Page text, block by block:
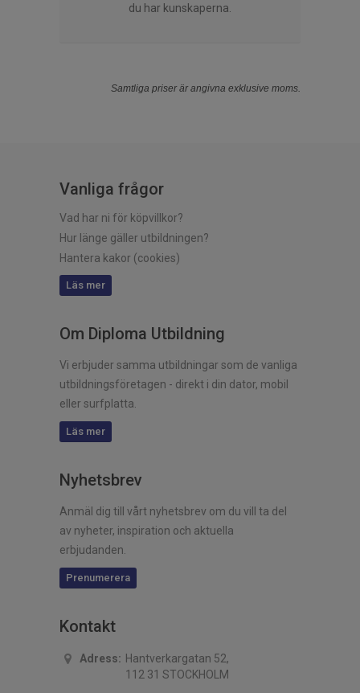
du har kunskaperna.
Samtliga priser är angivna exklusive moms.
Vanliga frågor
Vad har ni för köpvillkor?
Hur länge gäller utbildningen?
Hantera kakor (cookies)
Läs mer
Om Diploma Utbildning
Vi erbjuder samma utbildningar som de vanliga
utbildningsföretagen - direkt i din dator, mobil
eller surfplatta.
Läs mer
Nyhetsbrev
Anmäl dig till vårt nyhetsbrev om du vill ta del
av nyheter, inspiration och aktuella
erbjudanden.
Prenumerera
Kontakt
Adress: Hantverkargatan 52,
112 31 STOCKHOLM